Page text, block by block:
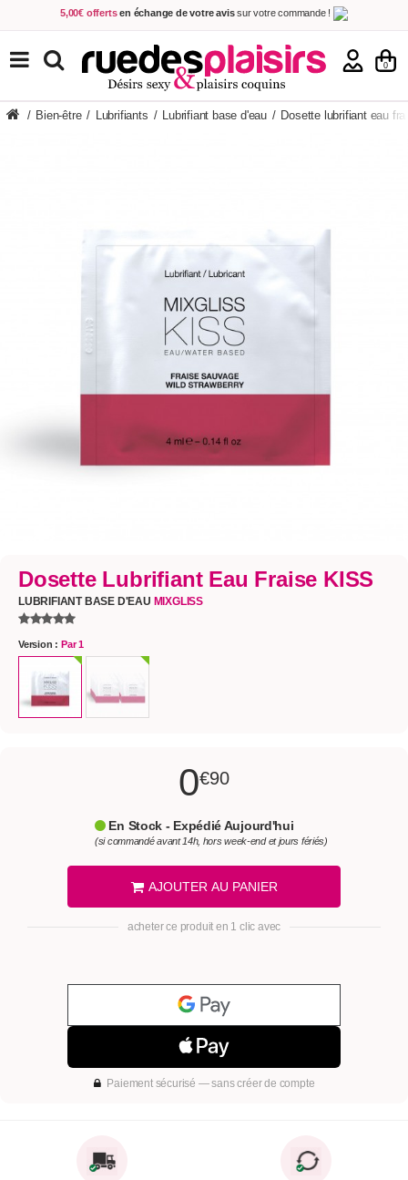
5,00€ offerts en échange de votre avissur votre commande !
Achetez aujourd'hui. Décidez quand payer !
Livraison en 48h
au prix de 2,90 € ! (Offerte dès 69,00€ d'achat)
0
TOUS NOS PRODUITS
/ Bien-être / Lubrifiants / Lubrifiant base d'eau / Dosette lubrifiant eau
Dosette Lubrifiant Eau Fraise KISS
LUBRIFIANT BASE D'EAU MIXGLISS
Version : Par 1
0€90
En Stock - Expédié Aujourd'hui
(si commandé avant 14h, hors week-end et jours fériés)
AJOUTER AU PANIER
acheter ce produit en 1 clic avec
Paiement sécurisé — sans créer de compte